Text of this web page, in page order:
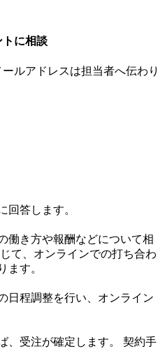
に相談
ルアドレスは担当者へ伝わり
回答します。
働き方や報酬などについて相
て、オンラインでの打ち合わ
ます。
日程調整を行い、オンライン
、受注が確定します。 契約手